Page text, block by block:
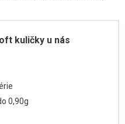
kuličky u nás
0,90g